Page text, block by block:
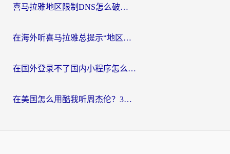
喜马拉雅地区限制DNS怎么破？海外党听国内音乐听书的终极解决方案
在海外听喜马拉雅总提示“地区限制”？3步轻松解除+听国内音乐全攻略
在国外登录不了国内小程序怎么办？选对回国加速器，轻松解锁国内资源
在美国怎么用酷我听周杰伦？3步搞定海外听歌难题